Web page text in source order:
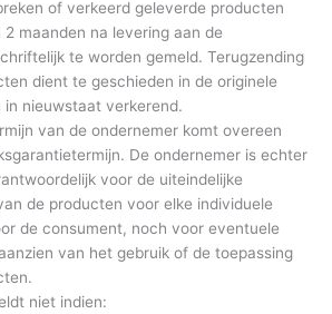
of verkeerd geleverde producten
2 maanden na levering aan de
te worden gemeld. Terugzending
dient te geschieden in de originele
in nieuwstaat verkerend.
van de ondernemer komt overeen
De ondernemer is echter
voor de uiteindelijke
de producten voor elke individuele
de consument, noch voor eventuele
van het gebruik of de toepassing
niet indien: